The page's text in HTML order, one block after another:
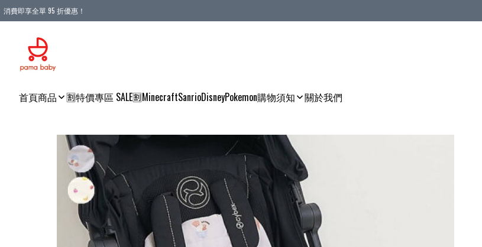
消費即享全單 95 折優惠！
首頁商品 🈹特價專區 SALE🈹MinecraftSanrioDisneyPokemon購物須知 關於我們